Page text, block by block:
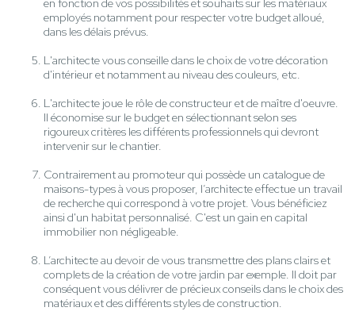
en fonction de vos possibilités et souhaits sur les matériaux
employés notamment pour respecter votre budget alloué,
dans les délais prévus.
L'architecte vous conseille dans le choix de votre décoration
d'intérieur et notamment au niveau des couleurs, etc.
L'architecte joue le rôle de constructeur et de maître d'oeuvre.
Il économise sur le budget en sélectionnant selon ses
rigoureux critères les différents professionnels qui devront
intervenir sur le chantier.
Contrairement au promoteur qui possède un catalogue de
maisons-types à vous proposer, l’architecte effectue un travail
de recherche qui correspond à votre projet. Vous bénéficiez
ainsi d'un habitat personnalisé. C'est un gain en capital
immobilier non négligeable.
L’architecte au devoir de vous transmettre des plans clairs et
complets de la création de votre jardin par exemple. Il doit par
conséquent vous délivrer de précieux conseils dans le choix des
matériaux et des différents styles de construction.